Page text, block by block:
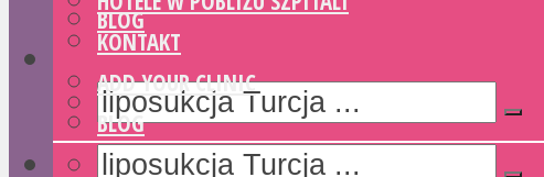
BLOG
KONTAKT
ADD YOUR CLINIC
BLOG